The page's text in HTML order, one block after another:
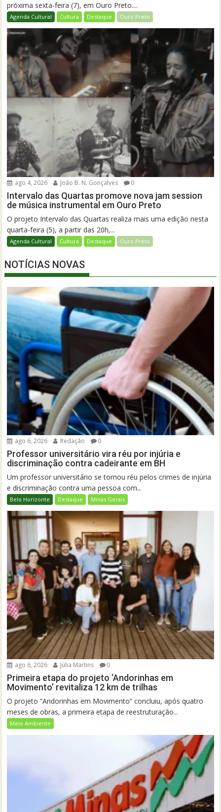
próxima sexta-feira (7), em Ouro Preto....
Agenda Cultural Cultura Destaque Ouro Preto
ago 4, 2026 João B. N. Gonçalves 0
Intervalo das Quartas promove nova jam session
de música instrumental em Ouro Preto
O projeto Intervalo das Quartas realiza mais uma edição nesta
quarta-feira (5), a partir das 20h,...
Agenda Cultural Cultura Destaque Ouro Preto
NOTÍCIAS NOVAS
ago 6, 2026 Redação 0
Professor universitário vira réu por injúria e
discriminação contra cadeirante em BH
Um professor universitário se tornou réu pelos crimes de injúria
e discriminação contra uma pessoa com...
Belo Horizonte Destaque Minas Gerais
ago 6, 2026 Júlia Martins 0
Primeira etapa do projeto ‘Andorinhas em
Movimento’ revitaliza 12 km de trilhas
O projeto “Andorinhas em Movimento” concluiu, após quatro
meses de obras, a primeira etapa de reestruturação...
Meio Ambiente